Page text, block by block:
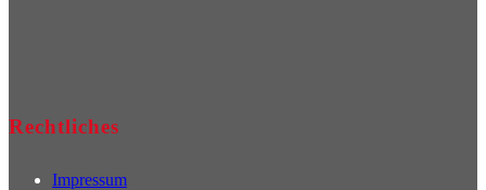
Rechtliches
Impressum